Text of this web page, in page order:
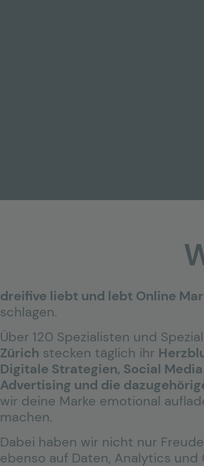
dreifive liebt und lebt Online
schlagen.
Über 120 Spezialisten und
Zürich stecken täglich ihr
Digitale Strategien, Social
Advertising und die
wir deine Marke emotional
machen.
Dabei haben wir nicht nur
ebenso auf Daten, Analytics und